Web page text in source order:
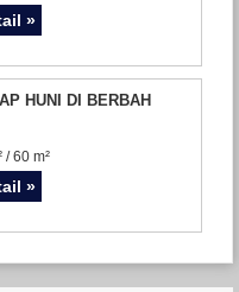
»
HUNI DI BERBAH
/ 60 m²
»